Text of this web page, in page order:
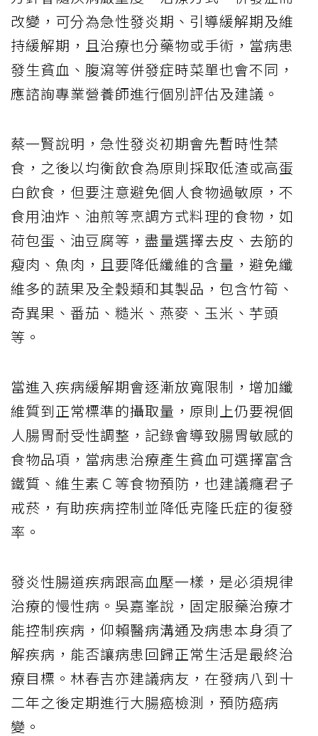
改變，可分為急性發炎期、引導緩解期及維
持緩解期，且治療也分藥物或手術，當病患
發生貧血、腹瀉等併發症時菜單也會不同，
應諮詢專業營養師進行個別評估及建議。
蔡一賢說明，急性發炎初期會先暫時性禁
食，之後以均衡飲食為原則採取低渣或高蛋
白飲食，但要注意避免個人食物過敏原，不
食用油炸、油煎等烹調方式料理的食物，如
荷包蛋、油豆腐等，盡量選擇去皮、去筋的
瘦肉、魚肉，且要降低纖維的含量，避免纖
維多的蔬果及全穀類和其製品，包含竹筍、
奇異果、番茄、糙米、燕麥、玉米、芋頭
等。
當進入疾病緩解期會逐漸放寬限制，增加纖
維質到正常標準的攝取量，原則上仍要視個
人腸胃耐受性調整，記錄會導致腸胃敏感的
食物品項，當病患治療產生貧血可選擇富含
鐵質、維生素Ｃ等食物預防，也建議癮君子
戒菸，有助疾病控制並降低克隆氏症的復發
率。
發炎性腸道疾病跟高血壓一樣，是必須規律
治療的慢性病。吳嘉峯說，固定服藥治療才
能控制疾病，仰賴醫病溝通及病患本身須了
解疾病，能否讓病患回歸正常生活是最終治
療目標。林春吉亦建議病友，在發病八到十
二年之後定期進行大腸癌檢測，預防癌病
變。